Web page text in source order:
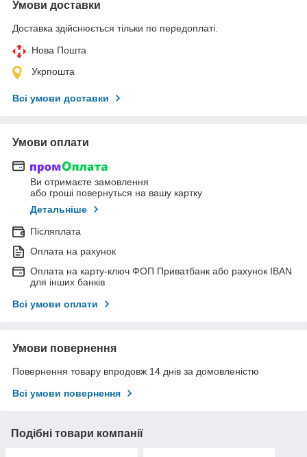
Умови доставки
Доставка здійснюється тільки по передоплаті.
Нова Пошта
Укрпошта
Всі умови доставки
Умови оплати
Ви отримаєте замовлення
або гроші повернуться на вашу картку
Детальніше
Післяплата
Оплата на рахунок
Оплата на карту-ключ ФОП Приватбанк або рахунок IBAN
для інших банків
Всі умови оплати
Умови повернення
Повернення товару впродовж 14 днів за домовленістю
Всі умови повернення
Подібні товари компанії